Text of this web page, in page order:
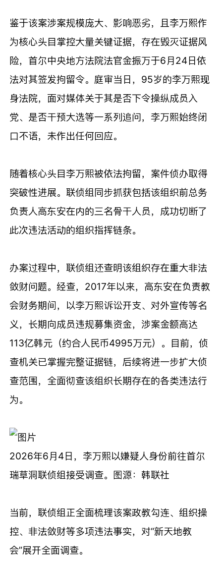
鉴于该案涉案规模庞大、影响恶劣，且李万熙作
为核心头目掌控大量关键证据，存在毁灭证据风
险，首尔中央地方法院法官金振万于6月24日依
法对其签发拘留令。庭审当日，95岁的李万熙现
身法院，面对媒体关于其是否下令操纵成员入
党、是否干预大选等一系列追问，李万熙始终闭
口不语，未作出任何回应。
随着核心头目李万熙被依法拘留，案件侦办取得
突破性进展。联侦组同步抓获包括该组织前总务
负责人高东安在内的三名骨干人员，成功切断了
此次违法活动的组织指挥链条。
办案过程中，联侦组还查明该组织存在重大非法
敛财问题。经查，2017年以来，高东安在负责教
会财务期间，以李万熙诉讼开支、对外宣传等名
义，长期向成员违规募集资金，涉案金额高达
113亿韩元（约合人民币4995万元）。目前，侦
查机关已掌握完整证据链，后续将进一步扩大侦
查范围，全面彻查该组织长期存在的各类违法行
为。
2026年6月4日，李万熙以嫌疑人身份前往首尔
瑞草洞联侦组接受调查。图源：韩联社
当前，联侦组正全面梳理该案政教勾连、组织操
控、非法敛财等多项违法事实，对“新天地教
会”展开全面调查。